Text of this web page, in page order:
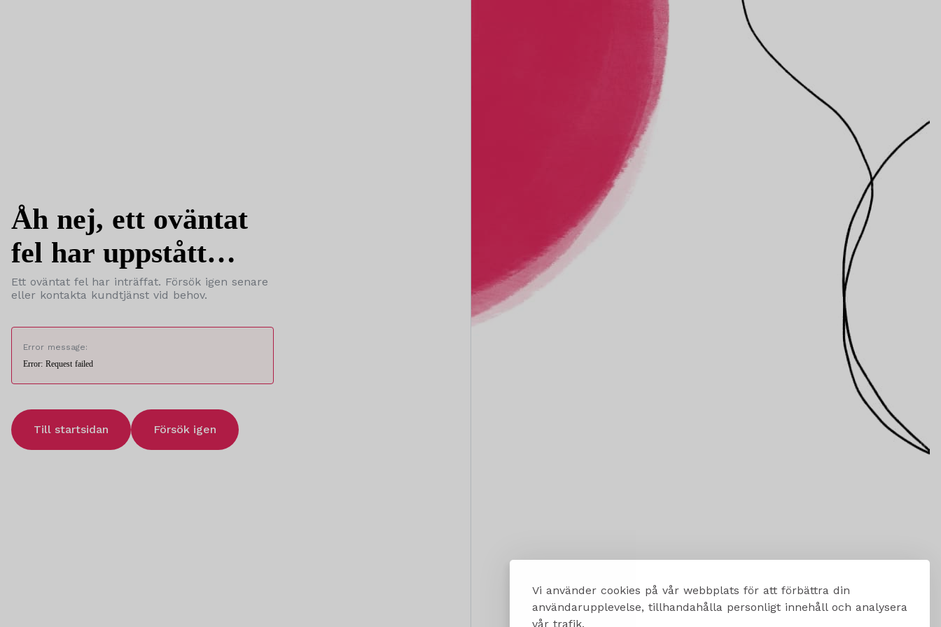
Vi använder cookies på vår webbplats för att förbättra din
användarupplevelse, tillhandahålla personligt innehåll och analysera
vår trafik.
Åh nej, ett oväntat
fel har uppstått…
Ett oväntat fel har inträffat. Försök igen senare
eller kontakta kundtjänst vid behov.
Error message:
Error: Request failed
Till startsidan Försök igen